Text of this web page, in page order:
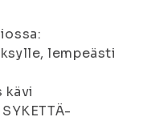
lempeästi
kävi